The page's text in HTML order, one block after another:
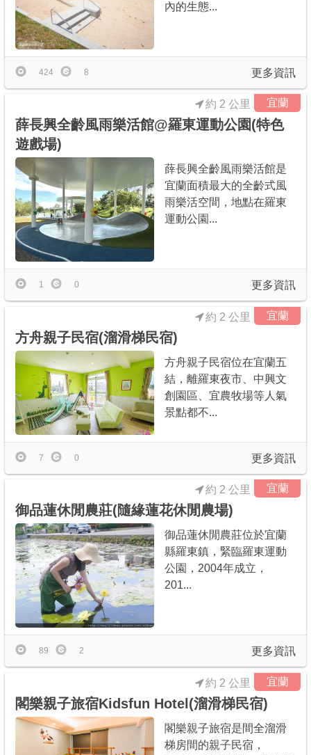
內的生態...
更多資訊
424 8
宜蘭
薛長興全齡風雨樂活館@羅東運動公園(特色
遊戲場)
約 2 公里
薛長興全齡風雨樂活館是
宜蘭面積最大的全齡式風
雨樂活空間，地點在羅東
運動公園...
更多資訊
1 0
宜蘭
方舟親子民宿(溜滑梯民宿)
約 2 公里
方舟親子民宿位在宜蘭五
結，離羅東夜市、中興文
創園區、宜農牧場等人氣
景點都不...
更多資訊
7 0
宜蘭
御品蓮休閒農莊(隨緣蓮花休閒農場)
約 2 公里
御品蓮休閒農莊位於宜蘭
縣羅東鎮，緊臨羅東運動
公園，2004年成立，
201...
更多資訊
89 2
宜蘭
閣樂親子旅宿Kidsfun Hotel(溜滑梯民宿)
約 2 公里
閣樂親子旅宿是間全溜滑
梯房間的親子民宿，